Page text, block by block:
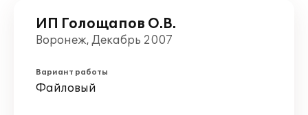
ИП Голощапов О.В.
Воронеж, Декабрь 2007
Вариант работы
Файловый